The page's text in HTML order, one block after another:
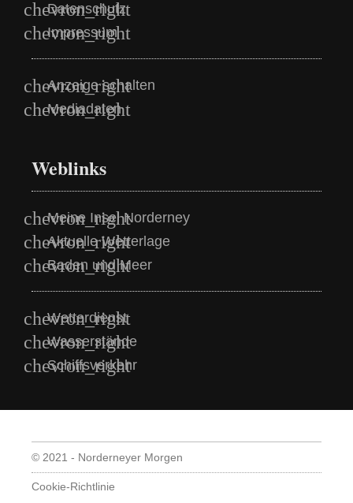
Datenschutz
Impressum
Anzeige schalten
Mediadaten
Weblinks
Meine Insel Norderney
Aktuelle Wetterlage
Baden und Meer
Wetterdienst
Wasserstände
Schiffsverkehr
© 2021 - Norderneyer Morgen
Cookie-Richtlinie